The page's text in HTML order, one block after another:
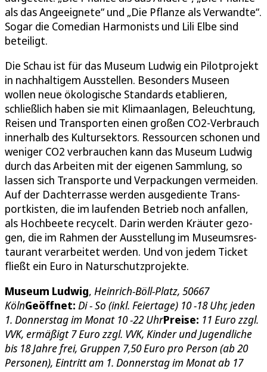
als das Angeeignete“ und „Die Pflanze als Verwandte“.
Sogar die Comedian Harmonists und Lili Elbe sind
beteiligt.
Die Schau ist für das Mu­se­um Lud­wig ein Pi­lot­pro­jekt
in nach­haltigem Ausstellen. Besonders Museen
wollen neue ökol­o­gische Stan­dards etablieren,
schließlich haben sie mit Kli­maan­la­gen, Beleuch­tung,
Reisen und Tran­s­porten einen großen CO2-Verbrauch
in­n­er­halb des Kul­tursek­tors. Res­sour­cen scho­nen und
weniger CO2 verbrauchen kann das Museum Ludwig
durch das Ar­beit­en mit der ei­ge­nen Samm­lung, so
lassen sich Tran­s­porte und Ver­pack­un­gen vermei­den.
Auf der Dachter­rasse wer­den ausge­di­ente Tran­s­
portkis­ten, die im laufen­d­en Be­trieb noch an­fall­en,
als Hoch­beete re­cycelt. Darin wer­den Kräuter ge­zo­
gen, die im Rah­men der Ausstel­lung im Mu­se­um­s­res­
tau­rant ve­rar­beit­et werden. Und von je­dem Tick­et
fließt ein Eu­ro in Na­turschutzpro­jekte.
Museum Ludwig, Hein­rich-Böll-Platz, 50667
KölnGeöffnet: Di­ - So (in­kl. Feier­tage) 10 -18 Uhr, je­den
1. Don­n­er­s­tag im Mo­nat 10 -22 UhrPreise: 11 Euro zzgl.
VVK, ermäßigt 7 Euro zzgl. VVK, Kinder und Jugendliche
bis 18 Jahre frei, Gruppen 7,50 Euro pro Person (ab 20
Personen), Eintritt am 1. Donnerstag im Monat ab 17